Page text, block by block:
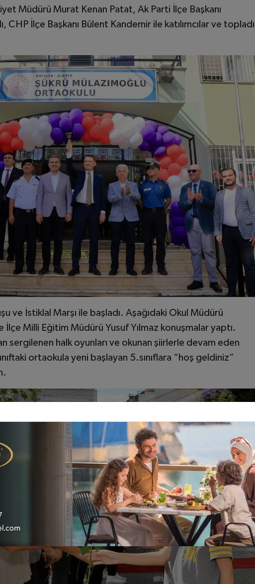
Müdürü Murat Kenan Patat, Ak Parti İlçe Başkanı
CHP İlçe Başkanı Bülent Kandemir ile katılımcılar ve topladı
ve İstiklal Marşı ile başladı. Aşağıdaki Okul Müdürü
İlçe Milli Eğitim Müdürü Yusuf Yılmaz konuşmalar yaptı.
sergilenen halk oyunları ve okunan şiirlerle devam eden
ortaokula yeni başlayan 5.sınıflara “hoş geldiniz”